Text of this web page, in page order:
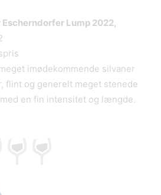
Escherndorfer Lump 2022,
imødekommende silvaner
flint og generelt meget stenede
en fin intensitet og længde.